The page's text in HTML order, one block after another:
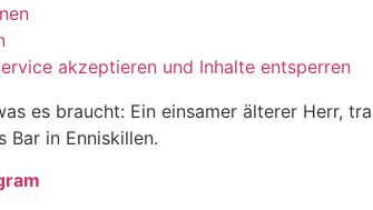
akzeptieren und Inhalte entsperren
es braucht: Ein einsamer älterer Herr,
Bar in Enniskillen.